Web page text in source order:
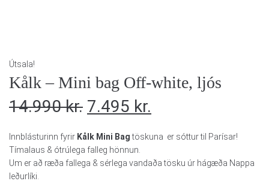
Útsala!
Kålk – Mini bag Off-white, ljós
14.990kr. 7.495 kr.
Innblásturinn fyrir Kålk Mini Bagtöskuna er sóttur til Parísar!
Tímalaus & ótrúlega falleg hönnun.
Um er að ræða fallega & sérlega vandaða tösku úr hágæða Nappa
leðurlíki.